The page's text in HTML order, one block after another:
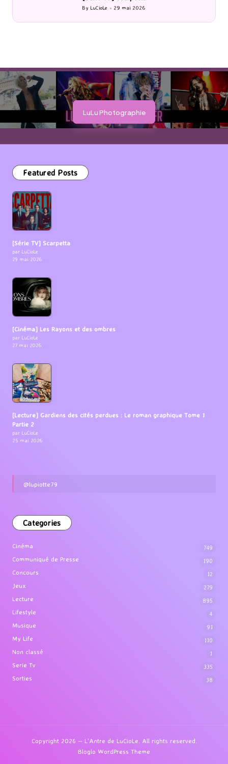
by
LuLu Photographie
Featured Posts
[Série TV] Scarpetta
par LuCioLe
29 mai 2026
[Cinéma] Les Rayons et des ombres
par LuCioLe
27 mai 2026
[Lecture] Gardiens des cités perdues : Le roman graphique Tome 1
Partie 2
par LuCioLe
25 mai 2026
@lupiotte79
Categories
Cinéma 749
Communiqué de Presse 190
Concours 12
Jeux 279
Lecture 895
Lifestyle 4
Musique 91
My Life 110
Non classé 1
Serie Tv 335
Sorties 38
Copyright 2026 — L'Antre de LuCioLe. All rights reserved.
Bloglo WordPress Theme